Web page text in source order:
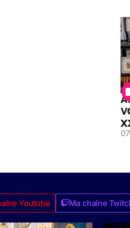
Youtube Ma chaîne